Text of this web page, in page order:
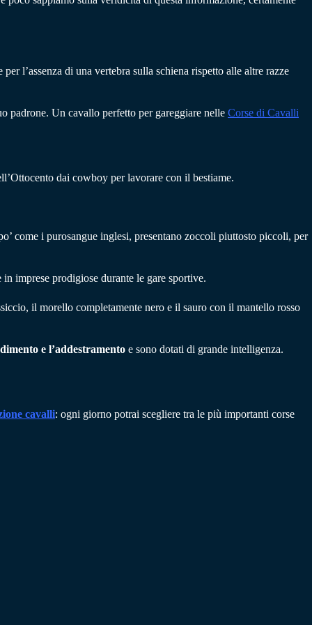
l’assenza di una vertebra sulla schiena rispetto alle altre razze
padrone. Un cavallo perfetto per gareggiare nelle Corse di Cavalli
dai cowboy per lavorare con il bestiame.
come i purosangue inglesi, presentano zoccoli piuttosto piccoli, per
imprese prodigiose durante le gare sportive.
il morello completamente nero e il sauro con il mantello rosso
e l’addestramento e sono dotati di grande intelligenza.
cavalli: ogni giorno potrai scegliere tra le più importanti corse